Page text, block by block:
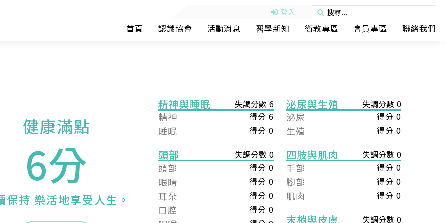
登入
首頁 認識協會 活動消息 醫學新知 衛教專區 會員專區 聯絡我們
健康滿點
6分
保持 樂活地享受人生。
精神與睡眠 失調分數 6
精神 得分 6
睡眠 得分 0
頭部 失調分數 0
頭部 得分 0
眼睛 得分 0
耳朵 得分 0
口腔 得分 0
泌尿與生殖 失調分數 0
泌尿 得分 0
生殖 得分 0
四肢與肌肉 失調分數 0
手部 得分 0
腳部 得分 0
肌肉 得分 0
末梢與皮膚 失調分數 0